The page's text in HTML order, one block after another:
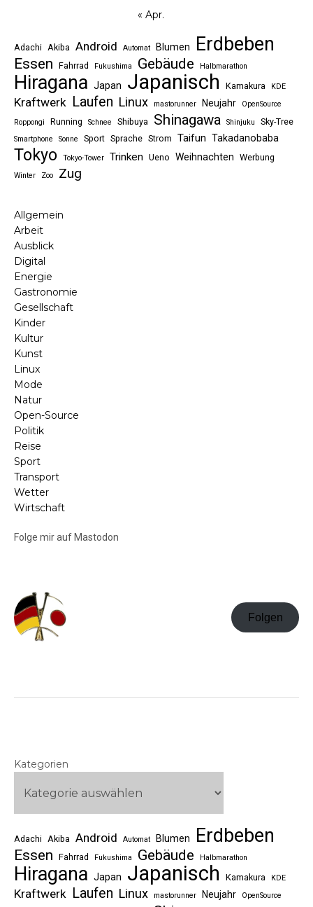
« Apr.
Adachi Akiba Android Automat Blumen Erdbeben
Essen Fahrrad Fukushima Gebäude Halbmarathon
Hiragana Japan Japanisch Kamakura KDE
Kraftwerk Laufen Linux mastorunner Neujahr
OpenSource
Roppongi
Running Schnee Shibuya Shinagawa Shinjuku Sky-Tree
Smartphone Sonne Sport Sprache Strom Taifun Takadanobaba
Tokyo Tokyo-Tower Trinken Ueno Weihnachten Werbung
Winter Zoo Zug
Allgemein
Arbeit
Ausblick
Digital
Energie
Gastronomie
Gesellschaft
Kinder
Kultur
Kunst
Linux
Mode
Natur
Open-Source
Politik
Reise
Sport
Transport
Wetter
Wirtschaft
Folge mir auf Mastodon
Folgen
Kategorien
Adachi Akiba Android Automat Blumen Erdbeben
Essen Fahrrad Fukushima Gebäude Halbmarathon
Hiragana Japan Japanisch Kamakura KDE
Kraftwerk Laufen Linux mastorunner Neujahr OpenSource